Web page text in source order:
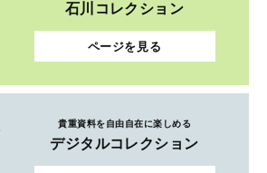
石川コレクション
ページを見る
貴重資料を自由自在に楽しめる
デジタルコレクション